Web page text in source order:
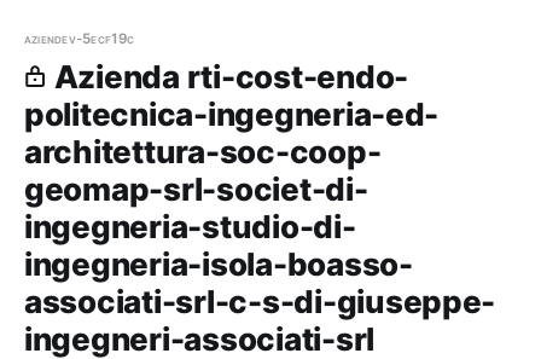
aziendev-5ecf19c
Azienda rti-cost-endo-
politecnica-ingegneria-ed-
architettura-soc-coop-
geomap-srl-societ-di-
ingegneria-studio-di-
ingegneria-isola-boasso-
associati-srl-c-s-di-giuseppe-
ingegneri-associati-srl